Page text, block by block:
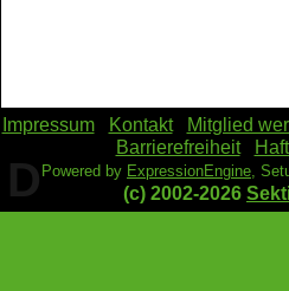
Impressum Kontakt Mitglied
Barrierefreiheit
Powered by ExpressionEngine,
(c) 2002-2026
D